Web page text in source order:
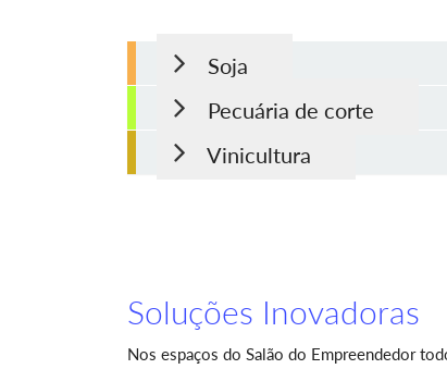
Soja
Pecuária de corte
Vinicultura
Soluções Inovadoras
Nos espaços do Salão do Empreendedor